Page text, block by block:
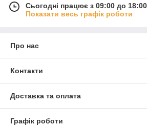
Сьогодні працює з 09:00 до 18:00
Показати весь графік роботи
Про нас
Контакти
Доставка та оплата
Графік роботи